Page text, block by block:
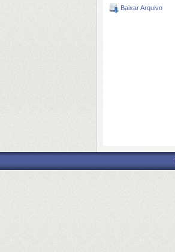
Baixar Arquivo